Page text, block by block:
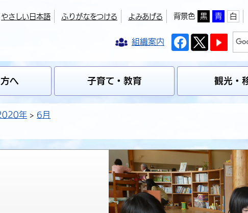
やさしい日本語 ふりがなをつける よみあげる 背景色 黒 青 白
組織案内
へ 子育て・教育 観光・
年 6月